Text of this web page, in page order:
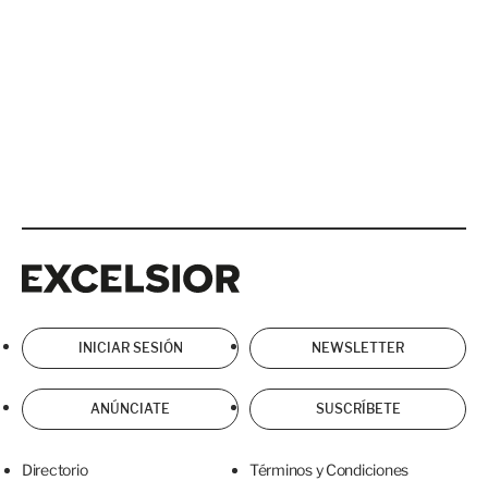
INICIAR SESIÓN NEWSLETTER
ANÚNCIATE SUSCRÍBETE
Directorio Términos y Condiciones